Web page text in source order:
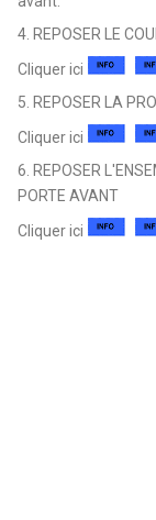
4. REPOSER LE
Cliquer ici
5. REPOSER LA
Cliquer ici
6. REPOSER
PORTE AVANT
Cliquer ici